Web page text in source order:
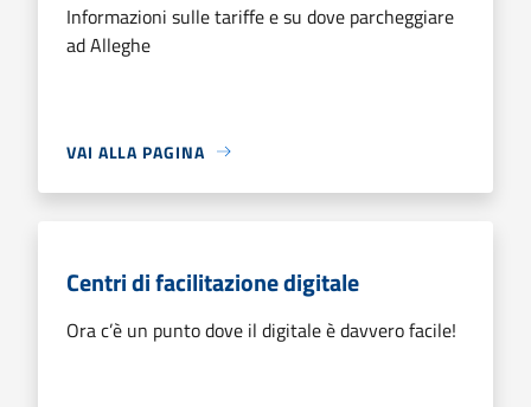
Informazioni sulle tariffe e su dove parcheggiare
ad Alleghe
VAI ALLA PAGINA
Centri di facilitazione digitale
Ora c’è un punto dove il digitale è davvero facile!